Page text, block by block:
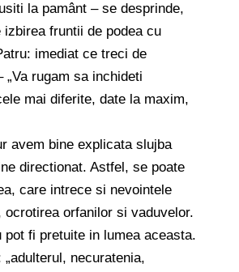
la pamânt – se desprinde,
fruntii de podea cu
imediat ce treci de
rugam sa inchideti
mai diferite, date la maxim,
avem bine explicata slujba
directionat. Astfel, se poate
care intrece si nevointele
orfanilor si vaduvelor.
fi pretuite in lumea aceasta.
necuratenia,